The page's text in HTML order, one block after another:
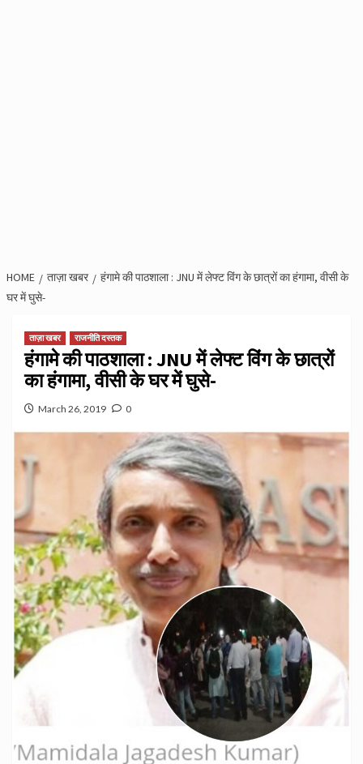
HOME ताज़ा खबर
हंगामे की पाठशाला : JNU में लेफ्ट विंग के छात्रों का हंगामा, वीसी के
घर में घुसे-
ताज़ा खबर राजनीति दस्तक
हंगामे की पाठशाला : JNU में लेफ्ट विंग के छात्रों
का हंगामा, वीसी के घर में घुसे-
March 26, 2019 0